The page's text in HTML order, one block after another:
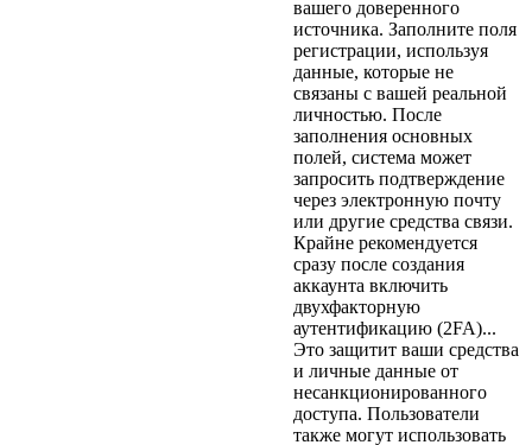
вашего доверенного
источника. Заполните поля
регистрации, используя
данные, которые не
связаны с вашей реальной
личностью. После
заполнения основных
полей, система может
запросить подтверждение
через электронную почту
или другие средства связи.
Крайне рекомендуется
сразу после создания
аккаунта включить
двухфакторную
аутентификацию (2FA)...
Это защитит ваши средства
и личные данные от
несанкционированного
доступа. Пользователи
также могут использовать